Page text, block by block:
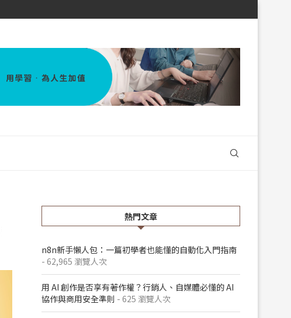
熱門文章
n8n新手懶人包：一篇初學者也能懂的自動化入門指南
- 62,965 瀏覽人次
用 AI 創作是否享有著作權？行銷人、自媒體必懂的 AI
協作與商用安全準則 - 625 瀏覽人次